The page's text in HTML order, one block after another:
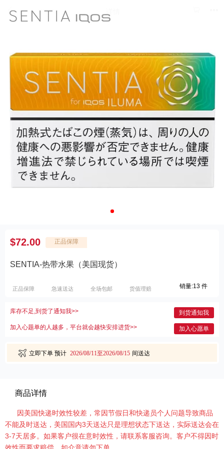

$72.00 正品保障
SENTIA-热带水果（美国现货）
正品保障 急速送达 全场包邮 货值理赔 销量:13 件
库存不足,到货了通知我>> 到货通知我
加入心题单的人越多，平台就会越快安排进货>> 加入心愿单
立即下单 预计 2026/08/11至2026/08/15 间送达
商品详情
因美国快递时效性较差，常因节假日和快递员个人问题导致商品
不能及时送达，美国国内3天送达只是理想状态下送达，实际送达会在
3-7天居多。如果客户很在意时效性，请联系客服咨询。客户不得因时